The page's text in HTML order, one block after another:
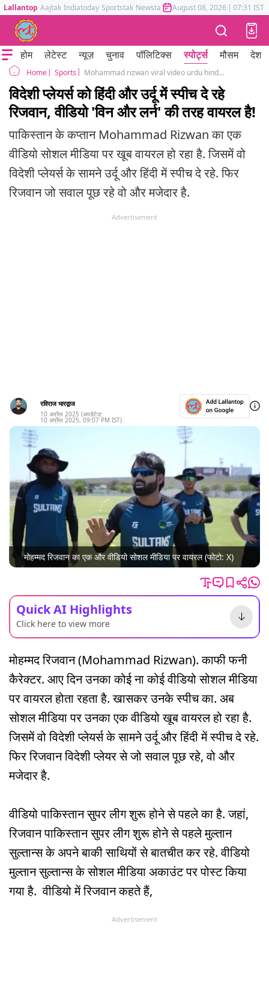
Lallantop Aajtak Indiatoday Sportstak Newstak Mumbai Tak Astrotak
August 08, 2026 | 07:31 IST
होम लेटेस्ट न्यूज़ चुनाव पॉलिटिक्स स्पोर्ट्स मौसम देश
Home Sports Mohammad rizwan viral video urdu hindi speech to foreign players
विदेशी प्लेयर्स को हिंदी और उर्दू में स्पीच दे रहे
रिजवान, वीडियो 'विन और लर्न' की तरह वायरल है!
पाकिस्तान के कप्तान Mohammad Rizwan का एक
वीडियो सोशल मीडिया पर खूब वायरल हो रहा है. जिसमें वो
विदेशी प्लेयर्स के सामने उर्दू और हिंदी में स्पीच दे रहे. फिर
रिजवान जो सवाल पूछ रहे वो और मजेदार है.
Advertisement
रविराज भारद्वाज
10 अप्रैल 2025 (अपडेटेड:
10 अप्रैल 2025, 09:07 PM IST)
मोहम्मद रिजवान का एक और वीडियो सोशल मीडिया पर वायरल (फोटो: X)
Quick AI Highlights
Click here to view more
मोहम्मद रिजवान (Mohammad Rizwan). काफी फनी
कैरेक्टर. आए दिन उनका कोई ना कोई वीडियो सोशल मीडिया
पर वायरल होता रहता है. खासकर उनके स्पीच का. अब
सोशल मीडिया पर उनका एक वीडियो खूब वायरल हो रहा है.
जिसमें वो विदेशी प्लेयर्स के सामने उर्दू और हिंदी में स्पीच दे रहे.
फिर रिजवान विदेशी प्लेयर से जो सवाल पूछ रहे, वो और
मजेदार है.
वीडियो पाकिस्तान सुपर लीग शुरू होने से पहले का है. जहां,
रिजवान पाकिस्तान सुपर लीग शुरू होने से पहले मुल्तान
सुल्तान्स के अपने बाकी साथियों से बातचीत कर रहे. वीडियो
मुल्तान सुल्तान्स के सोशल मीडिया अकाउंट पर पोस्ट किया
गया है. वीडियो में रिजवान कहते हैं,
Advertisement